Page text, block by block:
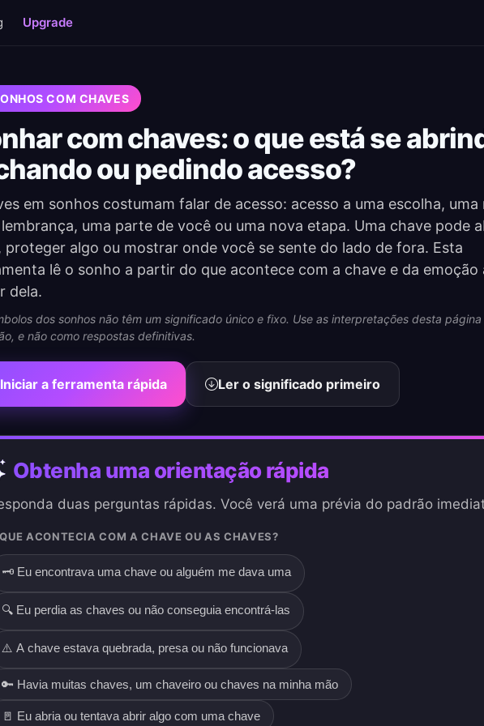
Upgrade
COM CHAVES
com chaves: o que está se
ou pedindo acesso?
em sonhos costumam falar de acesso: acesso a uma escolha, uma
uma parte de você ou uma nova etapa. Uma chave pode
proteger algo ou mostrar onde você se sente do lado de fora. Esta
lê o sonho a partir do que acontece com a chave e da emoção
dela.
dos sonhos não têm um significado único e fixo. Use as interpretações desta
e não como respostas definitivas.
Iniciar a ferramenta rápida Ler o significado primeiro
Obtenha uma orientação rápida
duas perguntas rápidas. Você verá uma prévia do padrão
ACONTECIA COM A CHAVE OU AS CHAVES?
🗝️ Eu encontrava uma chave ou alguém me dava uma
🔍 Eu perdia as chaves ou não conseguia encontrá-las
⚠️ A chave estava quebrada, presa ou não funcionava
🔑 Havia muitas chaves, um chaveiro ou chaves na minha mão
🚪 Eu abria ou tentava abrir algo com uma chave